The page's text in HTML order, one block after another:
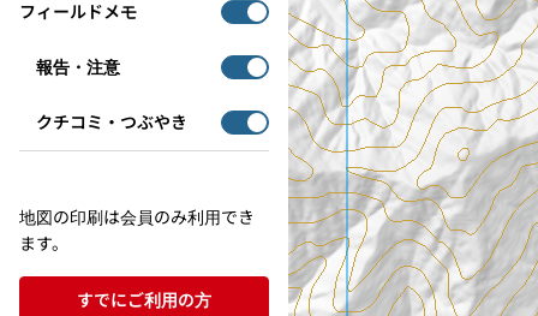
フィールドメモ
報告・注意
クチコミ・つぶやき
地図の印刷は会員のみ利用でき
ます。
すでにご利用の方